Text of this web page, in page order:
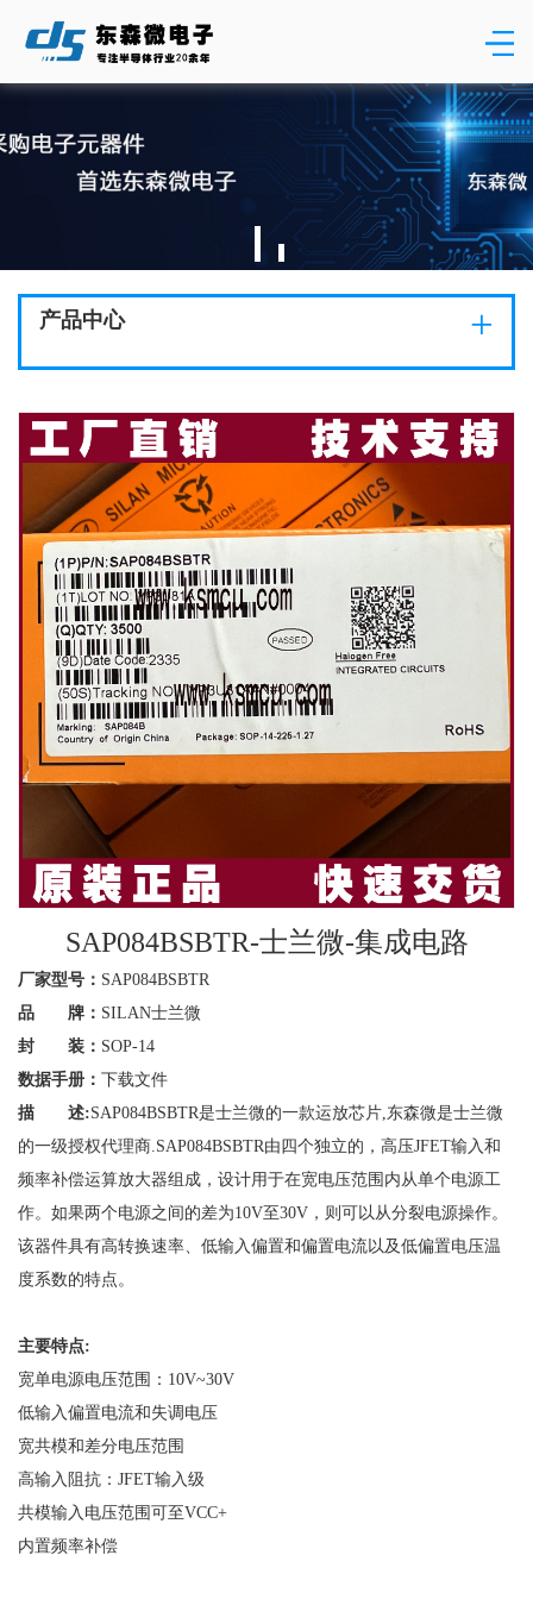
产品中心 +
SAP084BSBTR-士兰微-集成电路
厂家型号： SAP084BSBTR
品 牌： SILAN士兰微
封 装： SOP-14
数据手册： 下载文件
描 述:SAP084BSBTR是士兰微的一款运放芯片,东森微是士兰微
的一级授权代理商.SAP084BSBTR由四个独立的，高压JFET输入和
频率补偿运算放大器组成，设计用于在宽电压范围内从单个电源工
作。如果两个电源之间的差为10V至30V，则可以从分裂电源操作。
该器件具有高转换速率、低输入偏置和偏置电流以及低偏置电压温
度系数的特点。
主要特点:
宽单电源电压范围：10V~30V
低输入偏置电流和失调电压
宽共模和差分电压范围
高输入阻抗：JFET输入级
共模输入电压范围可至VCC+
内置频率补偿